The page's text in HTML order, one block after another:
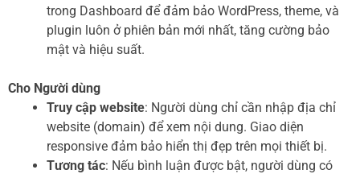
trong Dashboard để đảm bảo WordPress, theme, và
plugin luôn ở phiên bản mới nhất, tăng cường bảo
mật và hiệu suất.
Cho Người dùng
Truy cập website: Người dùng chỉ cần nhập địa chỉ
website (domain) để xem nội dung. Giao diện
responsive đảm bảo hiển thị đẹp trên mọi thiết bị.
Tương tác: Nếu bình luận được bật, người dùng có